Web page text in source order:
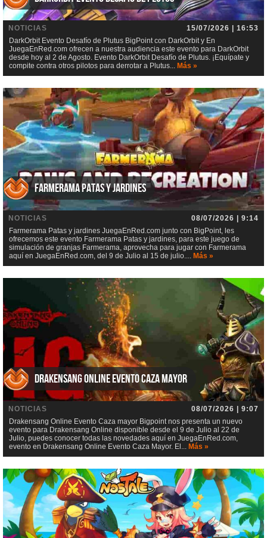
NOTICIAS
15/07/2026 | 16:53
DarkOrbit Evento Desafío de Plutus BigPoint con DarkOrbit y En
JuegaEnRed.com ofrecen a nuestra audiencia este evento para DarkOrbit
desde hoy al 2 de Agosto. Evento DarkOrbit Desafío de Plutus. ¡Equípate y
compite contra otros pilotos para derrotar a Plutus... Más »
Farmerama Patas y jardines
NOTICIAS
08/07/2026 | 9:14
Farmerama Patas y jardines JuegaEnRed.com junto con BigPoint, les
ofrecemos este evento Farmerama Patas y jardines, para este juego de
simulación de granjas Farmerama, aprovecha para jugar con Farmerama
aquí en JuegaEnRed.com, del 9 de Julio al 15 de julio.... Más »
Drakensang Online Evento Caza mayor
NOTICIAS
08/07/2026 | 9:07
Drakensang Online Evento Caza mayor Bigpoint nos presenta un nuevo
evento para Drakensang Online disponible desde el 9 de Julio al 22 de
Julio, puedes conocer todas las novedades aquí en JuegaEnRed.com,
evento en Drakensang Online Evento Caza Mayor. El... Más »